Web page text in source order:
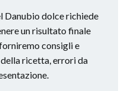
Danubio dolce richiede
un risultato finale
consigli e
ricetta, errori da